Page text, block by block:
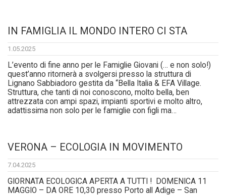
IN FAMIGLIA IL MONDO INTERO CI STA
1.05.2025
L’evento di fine anno per le Famiglie Giovani (… e non solo!)
quest’anno ritornerà a svolgersi presso la struttura di
Lignano Sabbiadoro gestita da “Bella Italia & EFA Village.
Struttura, che tanti di noi conoscono, molto bella, ben
attrezzata con ampi spazi, impianti sportivi e molto altro,
adattissima non solo per le famiglie con figli ma…
VERONA – ECOLOGIA IN MOVIMENTO
7.04.2025
GIORNATA ECOLOGICA APERTA A TUTTI ! DOMENICA 11
MAGGIO – DA ORE 10,30 presso Porto all Adige – San